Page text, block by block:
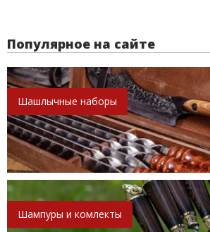
Популярное на сайте
Шашлычные наборы
Шампуры и комлекты